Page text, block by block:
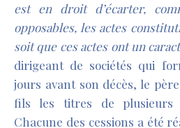
est en droit d’écarter,
opposables, les actes
soit que ces actes ont un
dirigeant de sociétés qui
jours avant son décès, le
fils les titres de plusieurs
Chacune des cessions a été